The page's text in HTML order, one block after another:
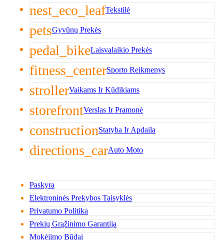
nest_eco_leafTekstilė
petsGyvūnų Prekės
pedal_bikeLaisvalaikio Prekės
fitness_centerSporto Reikmenys
strollerVaikams Ir Kūdikiams
storefrontVerslas Ir Pramonė
constructionStatyba Ir Apdaila
directions_carAuto Moto
Paskyra
Elektroninės Prekybos Taisyklės
Privatumo Politika
Prekių Grąžinimo Garantija
Mokėjimo Būdai